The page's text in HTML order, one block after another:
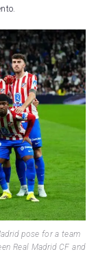
pose for a team
Real Madrid CF and